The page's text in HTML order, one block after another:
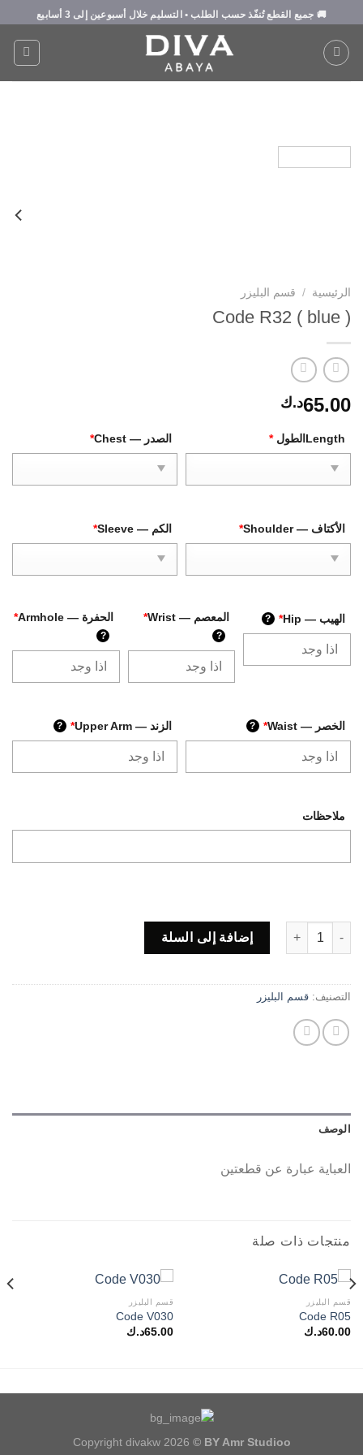
content
🚚 جميع القطع تُنفّذ حسب الطلب • التسليم خلال أسبوعين إلى 3 أسابيع
الرئيسية / قسم البليزر
Code R32 ( blue )
65.00د.ك
الصدر — Chest * Lengthالطول *
الكم — Sleeve * الأكتاف — Shoulder *
الحفرة — Armhole *
?
المعصم — Wrist *
?
الهيب — Hip *
?
الزند — Upper Arm *
? الخصر — Waist *
?
ملاحظات
إضافة إلى السلة
التصنيف: قسم البليزر
الوصف
العباية عبارة عن قطعتين
منتجات ذات صلة
قسم البليزر
Code R05
60.00د.ك
قسم البليزر
Code V030
65.00د.ك
Copyright divakw 2026 © BY Amr Studioo